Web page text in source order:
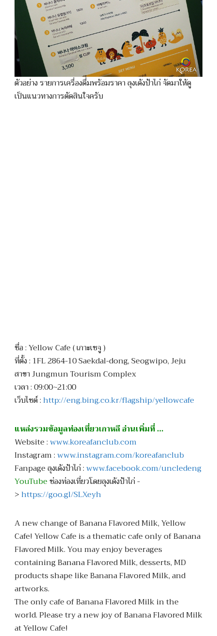
ตัวอย่าง รายการเครื่องดื่ีมพร้อมราคา ลุงเด้งป้าไก่ จัดมาให้ดู
เป็นแนวทางการตัดสินใจครับ
ชื่อ : Yellow Cafe ( เกาะเชจู )
ที่ตั้ง : 1FL 2864-10 Saekdal-dong, Seogwipo, Jeju
สาขา Jungmun Tourism Complex
เวลา : 09:00~21:00
เว็บไซต์ :http://eng.bing.co.kr/flagship/yellowcafe
แหล่งรวมข้อมูลท่องเที่ยวเกาหลี อ่านเพิ่มที่ …
Website :www.koreafanclub.com
Instagram :www.instagram.com/koreafanclub
Fanpage ลุงเด้งป้าไก่ :www.facebook.com/uncledeng
YouTubeช่องท่องเที่ยวโดยลุงเด้งป้าไก่ -
>https://goo.gl/SLXeyh
A new change of Banana Flavored Milk, Yellow
Cafe! Yellow Cafe is a thematic cafe only of Banana
Flavored Milk. You may enjoy beverages
containing Banana Flavored Milk, desserts, MD
products shape like Banana Flavored Milk, and
artworks.
The only cafe of Banana Flavored Milk in the
world. Please try a new joy of Banana Flavored Milk
at Yellow Cafe!